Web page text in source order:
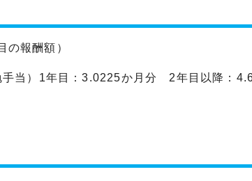
の報酬額）
手当）1年目：3.0225か月分 2年目以降：